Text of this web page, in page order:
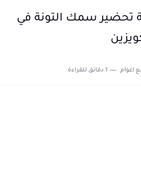
تحضير سمك التونة في
اعوام 1 دقائق للقراءة